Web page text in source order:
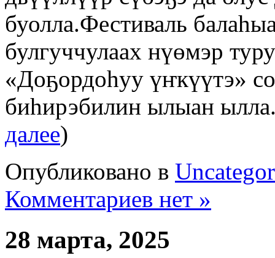
буолла.Фестиваль
булгуччулаах нүөмэр
«Доҕордоһуу үҥкүүтэ»
биһирэбилин ылыан
далее)
Опубликовано в
Комментариев нет »
28 марта, 2025